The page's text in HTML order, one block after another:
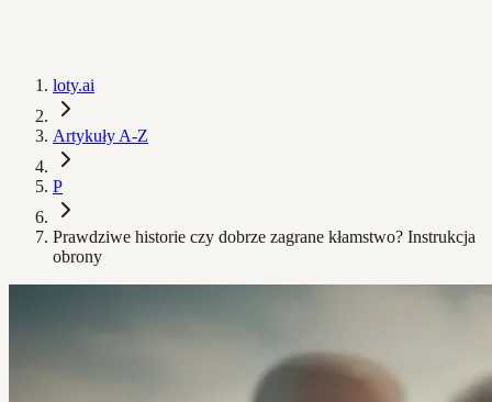
loty.ai
Artykuły A-Z
P
Prawdziwe historie czy dobrze zagrane kłamstwo? Instrukcja
obrony